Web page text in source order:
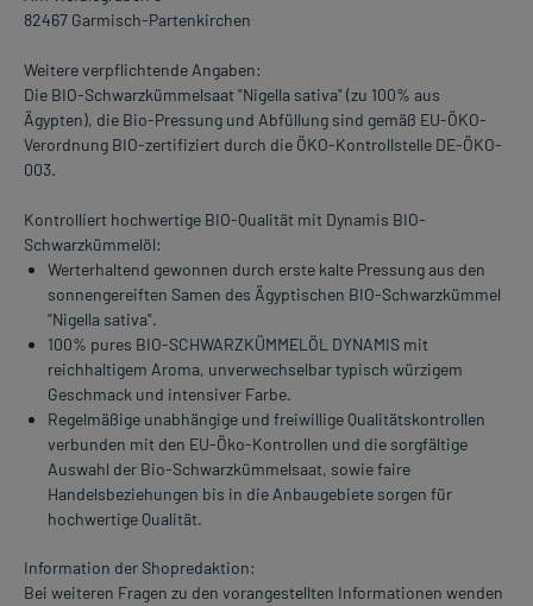
82467 Garmisch-Partenkirchen
Weitere verpflichtende Angaben:
Die BIO-Schwarzkümmelsaat "Nigella sativa" (zu 100% aus
Ägypten), die Bio-Pressung und Abfüllung sind gemäß EU-ÖKO-
Verordnung BIO-zertifiziert durch die ÖKO-Kontrollstelle DE-ÖKO-
003.
Kontrolliert hochwertige BIO-Qualität mit Dynamis BIO-
Schwarzkümmelöl:
Werterhaltend gewonnen durch erste kalte Pressung aus den
sonnengereiften Samen des Ägyptischen BIO-Schwarzkümmel
"Nigella sativa".
100% pures BIO-SCHWARZKÜMMELÖL DYNAMIS mit
reichhaltigem Aroma, unverwechselbar typisch würzigem
Geschmack und intensiver Farbe.
Regelmäßige unabhängige und freiwillige Qualitätskontrollen
verbunden mit den EU-Öko-Kontrollen und die sorgfältige
Auswahl der Bio-Schwarzkümmelsaat, sowie faire
Handelsbeziehungen bis in die Anbaugebiete sorgen für
hochwertige Qualität.
Information der Shopredaktion:
Bei weiteren Fragen zu den vorangestellten Informationen wenden